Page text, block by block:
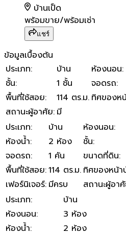
บ้านเป็ด
พร้อมขาย/พร้อมเช่า
แชร์
ข้อมูลเบื้องต้น
ประเภท: บ้าน ห้องนอน:
ชั้น: 1 ชั้น จอดรถ:
พื้นที่ใช้สอย: 114 ตร.ม. ทิศของห
สถานะผู้อาศัย: มี
ประเภท: บ้าน ห้องนอน:
ห้องน้ำ: 2 ห้อง ชั้น:
จอดรถ: 1 คัน ขนาดที่ดิน:
พื้นที่ใช้สอย:114 ตร.ม. ทิศของหน้า
เฟอร์นิเจอร์: มีครบ สถานะผู้อา
ประเภท:
บ้าน
ห้องนอน:
3 ห้อง
ห้องน้ำ:
2 ห้อง